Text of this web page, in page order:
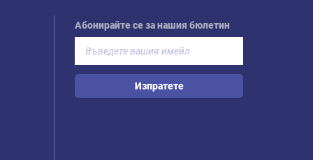
Абонирайте се за нашия бюлетин
Изпратете